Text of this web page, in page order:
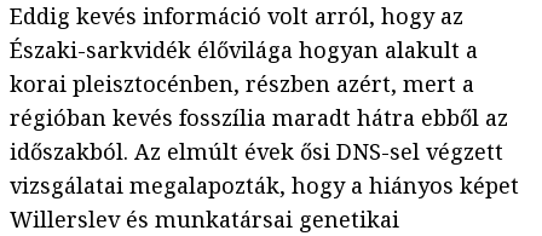
Eddig kevés információ volt arról, hogy az
Északi-sarkvidék élővilága hogyan alakult a
korai pleisztocénben, részben azért, mert a
régióban kevés fosszília maradt hátra ebből az
időszakból. Az elmúlt évek ősi DNS-sel végzett
vizsgálatai megalapozták, hogy a hiányos képet
Willerslev és munkatársai genetikai